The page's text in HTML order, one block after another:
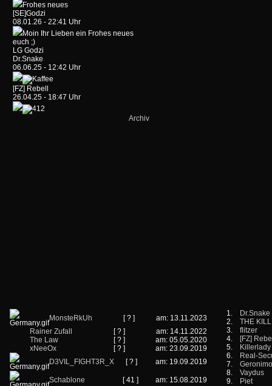
Frohes neues
[SE]Godzi
08.01.26 - 22:41 Uhr
Moin Ihr Lieben ein Frohes neues
euch ;)
LG Godzi
Dr.Snake
06.06.25 - 12:42 Uhr
[FZ] Rebell
26.04.25 - 18:47 Uhr
Archiv
MonsteRkUh [ ? ]
am: 13.11.2023
Rainer Zufall
[ ? ]
am: 14.11.2022
The Law
[ ? ]
am: 05.05.2020
xNeeOx
[ ? ]
am: 23.09.2019
D3VIL_FIGHT3R_X
[ ? ] am: 19.09.2019
Schablone [ 41 ] am: 15.08.2019
1.
Dr.Snake
2.
THE
3.
flitzer
4.
[FZ]
5.
Killerlady
6.
Real-
7.
Geronimo
8.
Vaydus
9.
Piet